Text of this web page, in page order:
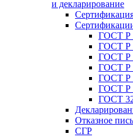
и декларирование
ГОСТ Р
ГОСТ Р
ГОСТ Р
ГОСТ Р
ГОСТ Р
ГОСТ Р
ГОСТ
Отказное
СГР